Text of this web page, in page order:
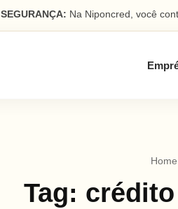
SEGURANÇA: Na Niponcred, você
Home
Tag: